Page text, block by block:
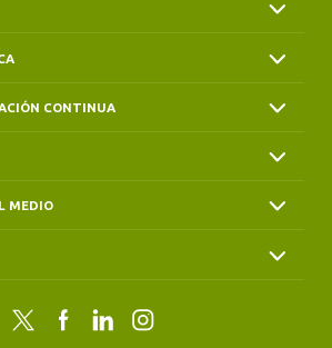
CONTINUA
MEDIO
Twitter FacebookLinkedInInstagram